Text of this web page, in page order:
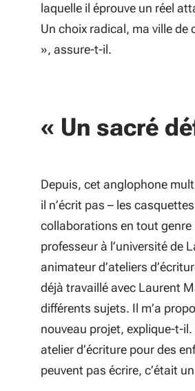
laquelle il éprouve un réel
Un choix radical, ma ville
», assure-t-il.
« Un sacré
Depuis, cet anglophone
il n’écrit pas – les
collaborations en tout
professeur à l’université de
animateur d’ateliers
déjà travaillé avec Laurent
différents sujets. Il m’a
nouveau projet, explique-t-il.
atelier d’écriture pour des
peuvent pas écrire, c’était